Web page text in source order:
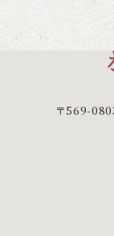
〒569-